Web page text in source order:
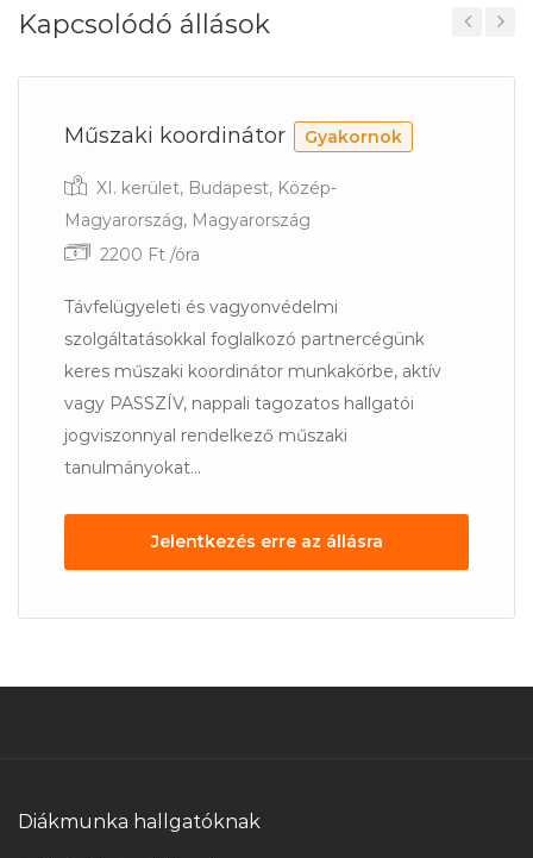
Kapcsolódó állások
Műszaki koordinátor Gyakornok
XI. kerület, Budapest, Közép-
Magyarország, Magyarország
2200 Ft /óra
Távfelügyeleti és vagyonvédelmi
szolgáltatásokkal foglalkozó partnercégünk
keres műszaki koordinátor munkakörbe, aktív
vagy PASSZÍV, nappali tagozatos hallgatói
jogviszonnyal rendelkező műszaki
tanulmányokat...
Jelentkezés erre az állásra
Diákmunka hallgatóknak